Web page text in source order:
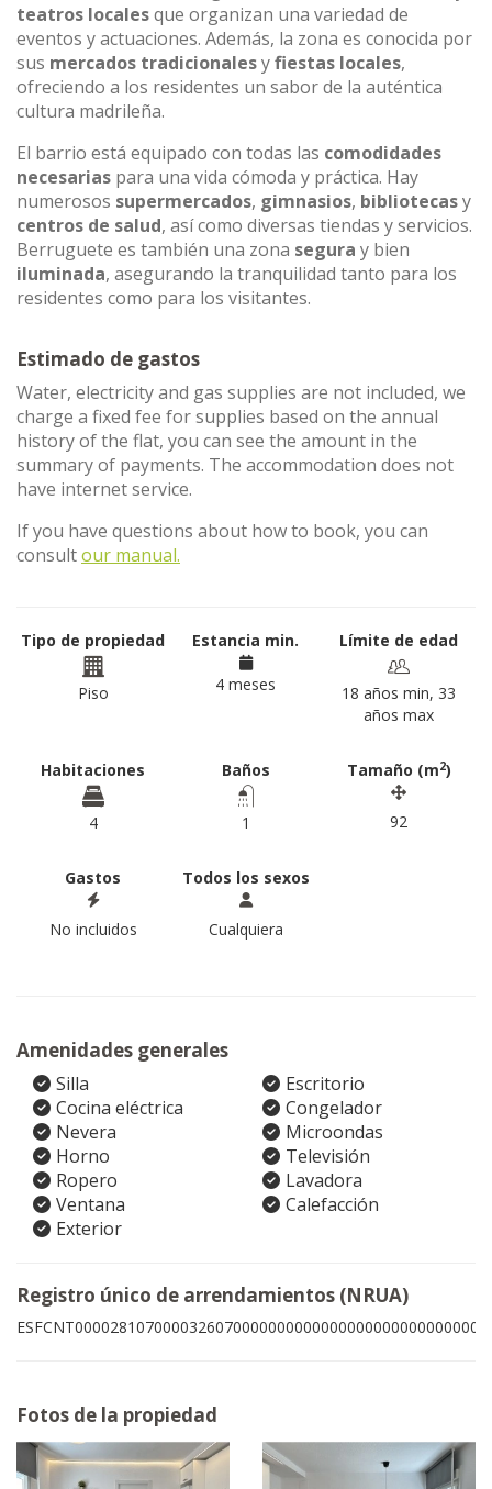
teatros localesque organizan una variedad de
eventos y actuaciones. Además, la zona es conocida por
sus mercados tradicionalesyfiestas locales,
ofreciendo a los residentes un sabor de la auténtica
cultura madrileña.
El barrio está equipado con todas las comodidades
necesarias para una vida cómoda y práctica. Hay
numerosos supermercados, gimnasios, bibliotecasy
centros de salud, así como diversas tiendas y servicios.
Berruguete es también una zona segura y bien
iluminada, asegurando la tranquilidad tanto para los
residentes como para los visitantes.
Estimado de gastos
Water, electricity and gas supplies are not included, we
charge a fixed fee for supplies based on the annual
history of the flat, you can see the amount in the
summary of payments. The accommodation does not
have internet service.
If you have questions about how to book, you can
consultour manual.
Tipo de propiedad
Piso
Estancia min.
4 meses
Límite de edad
18 años min, 33
años max
Habitaciones
4
Baños
1
Tamaño (m2)
92
Gastos
No incluidos
Todos los sexos
Cualquiera
Amenidades generales
Silla
Escritorio
Cocina eléctrica
Congelador
Nevera
Microondas
Horno
Televisión
Ropero
Lavadora
Ventana
Calefacción
Exterior
Registro único de arrendamientos (NRUA)
ESFCNT00002810700003260700000000000000000000000000005
Fotos de la propiedad